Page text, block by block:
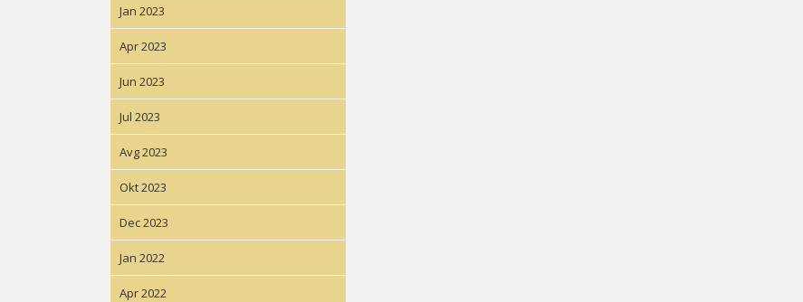
Jan 2023
Apr 2023
Jun 2023
Jul 2023
Avg 2023
Okt 2023
Dec 2023
Jan 2022
Apr 2022